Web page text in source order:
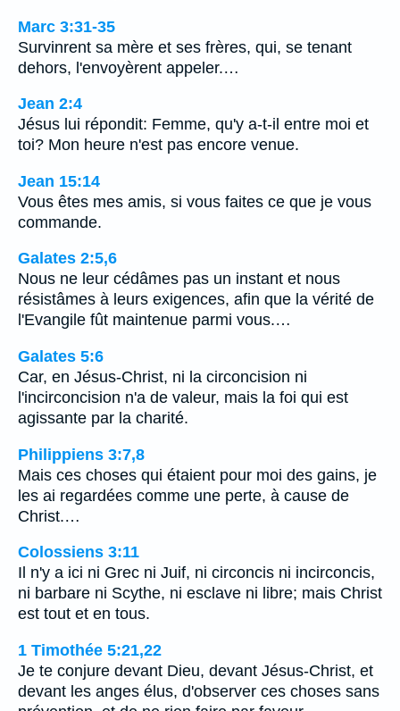
Marc 3:31-35
Survinrent sa mère et ses frères, qui, se tenant
dehors, l'envoyèrent appeler.…
Jean 2:4
Jésus lui répondit: Femme, qu'y a-t-il entre moi et
toi? Mon heure n'est pas encore venue.
Jean 15:14
Vous êtes mes amis, si vous faites ce que je vous
commande.
Galates 2:5,6
Nous ne leur cédâmes pas un instant et nous
résistâmes à leurs exigences, afin que la vérité de
l'Evangile fût maintenue parmi vous.…
Galates 5:6
Car, en Jésus-Christ, ni la circoncision ni
l'incirconcision n'a de valeur, mais la foi qui est
agissante par la charité.
Philippiens 3:7,8
Mais ces choses qui étaient pour moi des gains, je
les ai regardées comme une perte, à cause de
Christ.…
Colossiens 3:11
Il n'y a ici ni Grec ni Juif, ni circoncis ni incirconcis,
ni barbare ni Scythe, ni esclave ni libre; mais Christ
est tout et en tous.
1 Timothée 5:21,22
Je te conjure devant Dieu, devant Jésus-Christ, et
devant les anges élus, d'observer ces choses sans